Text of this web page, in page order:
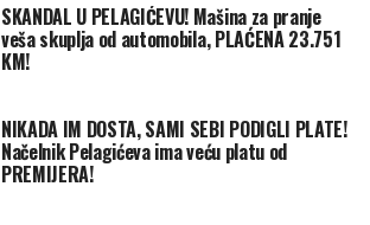
SKANDAL U PELAGIĆEVU! Mašina za pranje
veša skuplja od automobila, PLAĆENA 23.751
KM!
NIKADA IM DOSTA, SAMI SEBI PODIGLI PLATE!
Načelnik Pelagićeva ima veću platu od
PREMIJERA!